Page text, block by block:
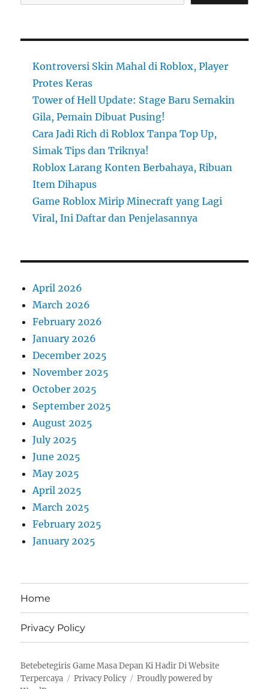
Kontroversi Skin Mahal di Roblox, Player
Protes Keras
Tower of Hell Update: Stage Baru Semakin
Gila, Pemain Dibuat Pusing!
Cara Jadi Rich di Roblox Tanpa Top Up,
Simak Tips dan Triknya!
Roblox Larang Konten Berbahaya, Ribuan
Item Dihapus
Game Roblox Mirip Minecraft yang Lagi
Viral, Ini Daftar dan Penjelasannya
April 2026
March 2026
February 2026
January 2026
December 2025
November 2025
October 2025
September 2025
August 2025
July 2025
June 2025
May 2025
April 2025
March 2025
February 2025
January 2025
Home
Privacy Policy
Betebetegiris Game Masa Depan Ki Hadir Di Website
Terpercaya
Privacy Policy
Proudly powered by